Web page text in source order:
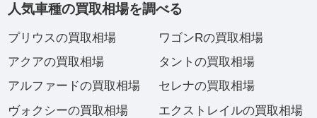
人気車種の買取相場を調べる
プリウスの買取相場
アクアの買取相場
アルファードの買取相場
ヴォクシーの買取相場
ワゴンRの買取相場
タントの買取相場
セレナの買取相場
エクストレイルの買取相場